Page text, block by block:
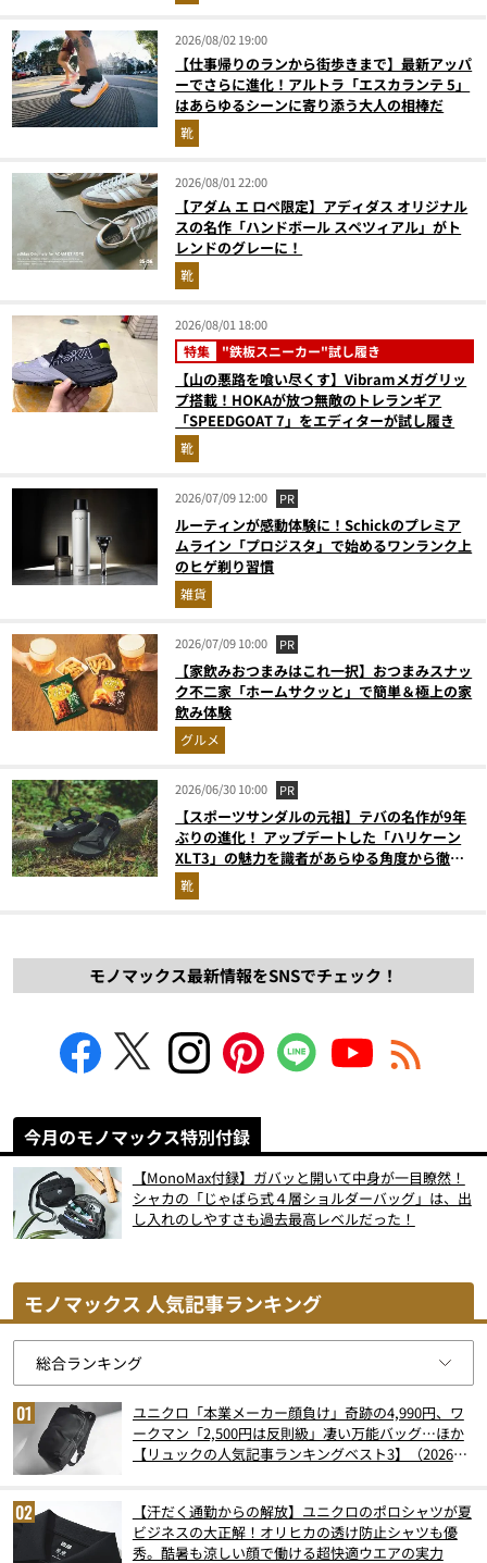
2026/08/02 19:00
【仕事帰りのランから街歩きまで】最新アッパ
ーでさらに進化！アルトラ「エスカランテ 5」
はあらゆるシーンに寄り添う大人の相棒だ
靴
2026/08/01 22:00
【アダム エ ロペ限定】アディダス オリジナル
スの名作「ハンドボール スペツィアル」がト
レンドのグレーに！
靴
2026/08/01 18:00
特集 "鉄板スニーカー"試し履き
【山の悪路を喰い尽くす】Vibramメガグリッ
プ搭載！HOKAが放つ無敵のトレランギア
「SPEEDGOAT 7」をエディターが試し履き
靴
2026/07/09 12:00 PR
ルーティンが感動体験に！Schickのプレミア
ムライン「プロジスタ」で始めるワンランク上
のヒゲ剃り習慣
雑貨
2026/07/09 10:00 PR
【家飲みおつまみはこれ一択】おつまみスナッ
ク不二家「ホームサクッと」で簡単＆極上の家
飲み体験
グルメ
2026/06/30 10:00 PR
【スポーツサンダルの元祖】テバの名作が9年
ぶりの進化！ アップデートした「ハリケーン
XLT3」の魅力を識者があらゆる角度から徹底
解説！
靴
モノマックス最新情報をSNSでチェック！
今月のモノマックス特別付録
【MonoMax付録】ガバッと開いて中身が一目瞭然！
シャカの「じゃばら式４層ショルダーバッグ」は、出
し入れのしやすさも過去最高レベルだった！
モノマックス 人気記事ランキング
ユニクロ「本業メーカー顔負け」奇跡の4,990円、ワ
ークマン「2,500円は反則級」凄い万能バッグ…ほか
【リュックの人気記事ランキングベスト3】（2026年
【汗だく通勤からの解放】ユニクロのポロシャツが夏
ビジネスの大正解！オリヒカの透け防止シャツも優
秀。酷暑も涼しい顔で働ける超快適ウエアの実力